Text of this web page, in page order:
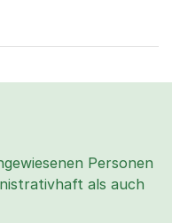
Personen
als auch